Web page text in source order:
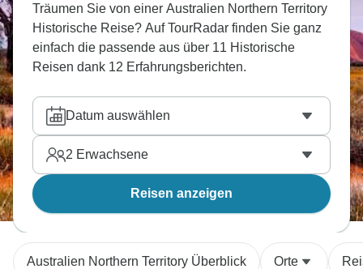
Träumen Sie von einer Australien Northern Territory
Historische Reise? Auf TourRadar finden Sie ganz
einfach die passende aus über 11 Historische
Reisen dank 12 Erfahrungsberichten.
Datum auswählen
2 Erwachsene
Reisen anzeigen
Australien Northern Territory Überblick Orte